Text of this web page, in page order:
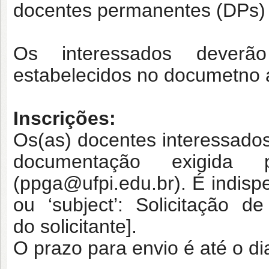
docentes permanentes
Os interessados
estabelecidos no documetno
Inscrições:
Os(as) docentes
documentação
(ppga@ufpi.edu.br). É
ou ‘subject’: Solicitação
do solicitante].
O prazo para envio é até o